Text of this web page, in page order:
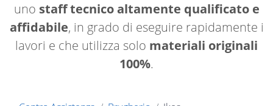
uno staff tecnico altamente qualificato e
affidabile, in grado di eseguire rapidamente i
lavori e che utilizza solo materiali originali
100%.